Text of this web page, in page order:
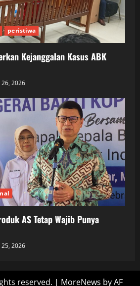
peristiwa
Kejanggalan Kasus ABK
2026
AS Tetap Wajib Punya
2026
reserved. | MoreNews by AF